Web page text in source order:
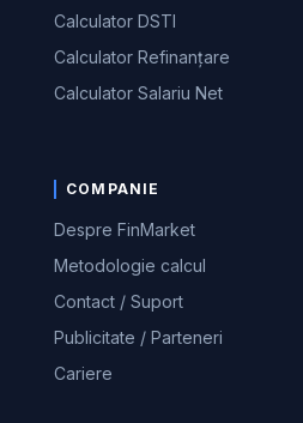
Calculator DSTI
Calculator Refinanțare
Calculator Salariu Net
COMPANIE
Despre FinMarket
Metodologie calcul
Contact / Suport
Publicitate / Parteneri
Cariere